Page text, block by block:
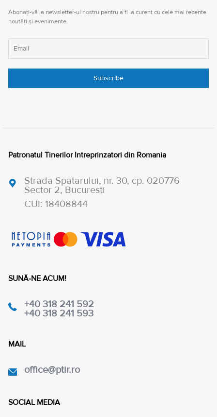
Abonați-vă la newsletter-ul nostru pentru a fi la curent cu cele mai recente
noutăți și evenimente.
Patronatul Tinerilor Intreprinzatori din Romania
Strada Spatarului, nr. 30, cp. 020776
Sector 2, Bucuresti
CUI: 18408844
SUNĂ-NE ACUM!
+40 318 241 592
+40 318 241 593
MAIL
office@ptir.ro
SOCIAL MEDIA